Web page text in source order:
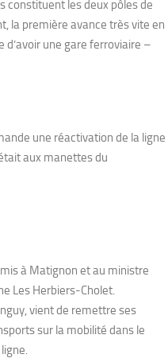
constituent les deux pôles de
la première avance très vite en
d’avoir une gare ferroviaire –
une réactivation de la ligne
aux manettes du
à Matignon et au ministre
Les Herbiers-Cholet.
vient de remettre ses
sur la mobilité dans le